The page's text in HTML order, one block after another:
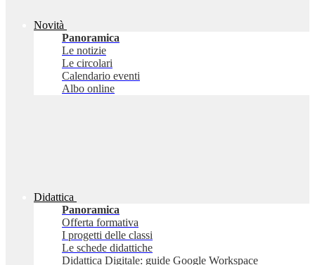
Novità
Panoramica
Le notizie
Le circolari
Calendario eventi
Albo online
Didattica
Panoramica
Offerta formativa
I progetti delle classi
Le schede didattiche
Didattica Digitale: guide Google Workspace